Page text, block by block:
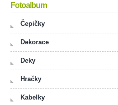
Fotoalbum
Čepičky
Dekorace
Deky
Hračky
Kabelky